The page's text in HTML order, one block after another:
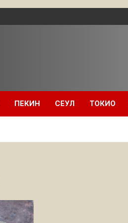
ПЕКИН СЕУЛ ТОКИО